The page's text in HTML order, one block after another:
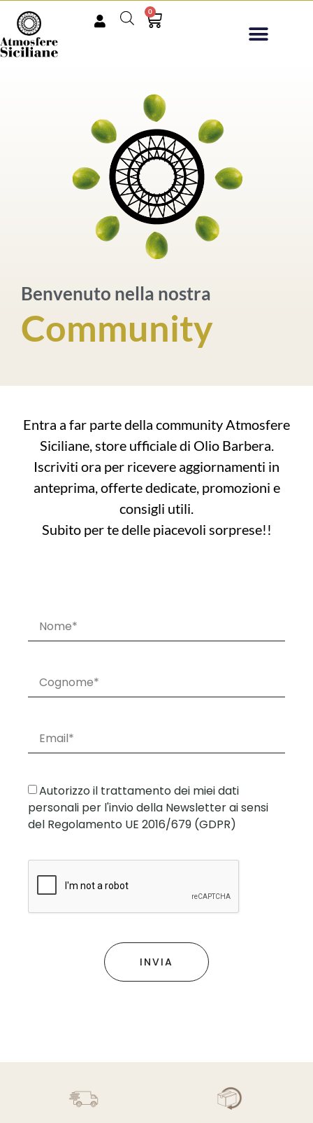
0
Benvenuto nella nostra
Community
Entra a far parte della community Atmosfere
Siciliane, store ufficiale di Olio Barbera.
Iscriviti ora per ricevere aggiornamenti in
anteprima, offerte dedicate, promozioni e
consigli utili.
Subito per te delle piacevoli sorprese!!
Autorizzo il trattamento dei miei dati
personali per l'invio della Newsletter ai sensi
del Regolamento UE 2016/679 (GDPR)
INVIA